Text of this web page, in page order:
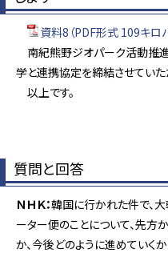
資料8（PDF形式 109キロバ
南紀熊野ジオパーク活動推進
学と連携協定を締結させていた
以上です。
質問と回答
ＮＨＫ：韓国に行かれた件で、
ーター便のことについて、先方
か、今後どのように進めていく